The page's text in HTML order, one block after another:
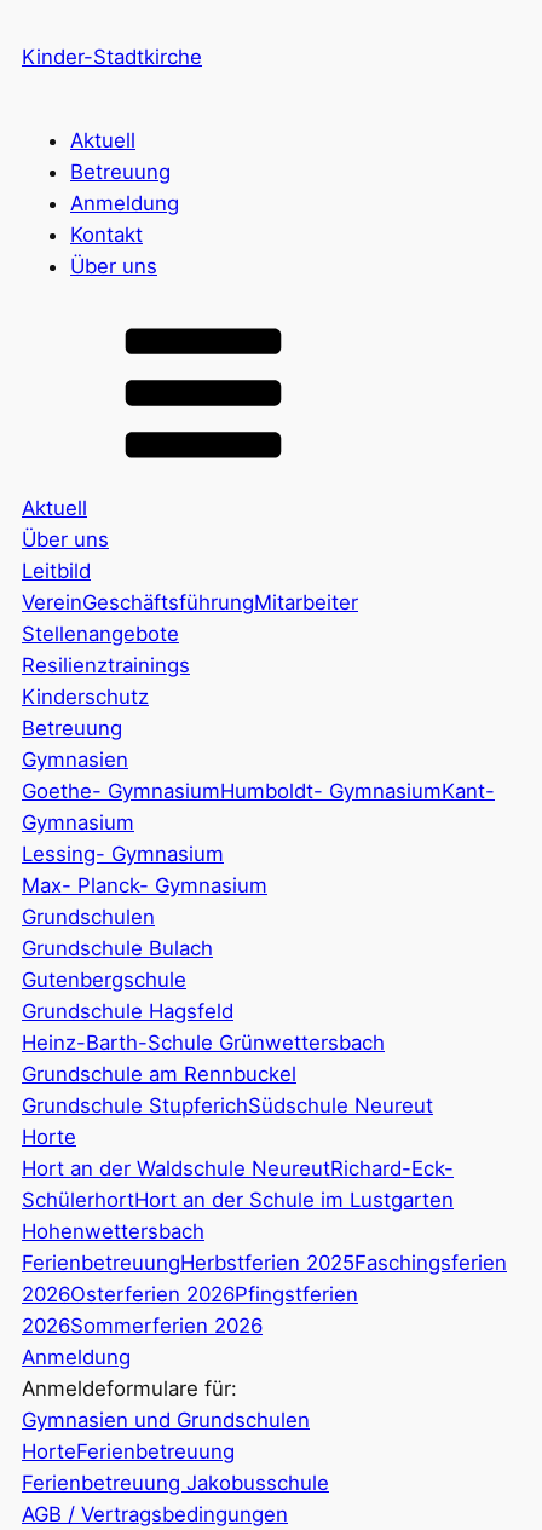
Kinder-Stadtkirche
Aktuell
Betreuung
Anmeldung
Kontakt
Über uns
Aktuell
Über uns
Leitbild
VereinGeschäftsführungMitarbeiter
Stellenangebote
Resilienztrainings
Kinderschutz
Betreuung
Gymnasien
Goethe- GymnasiumHumboldt- GymnasiumKant-
Gymnasium
Lessing- Gymnasium
Max- Planck- Gymnasium
Grundschulen
Grundschule Bulach
Gutenbergschule
Grundschule Hagsfeld
Heinz-Barth-Schule Grünwettersbach
Grundschule am Rennbuckel
Grundschule StupferichSüdschule Neureut
Horte
Hort an der Waldschule NeureutRichard-Eck-
SchülerhortHort an der Schule im Lustgarten
Hohenwettersbach
FerienbetreuungHerbstferien 2025Faschingsferien
2026Osterferien 2026Pfingstferien
2026Sommerferien 2026
Anmeldung
Anmeldeformulare für:
Gymnasien und Grundschulen
HorteFerienbetreuung
Ferienbetreuung Jakobusschule
AGB / Vertragsbedingungen